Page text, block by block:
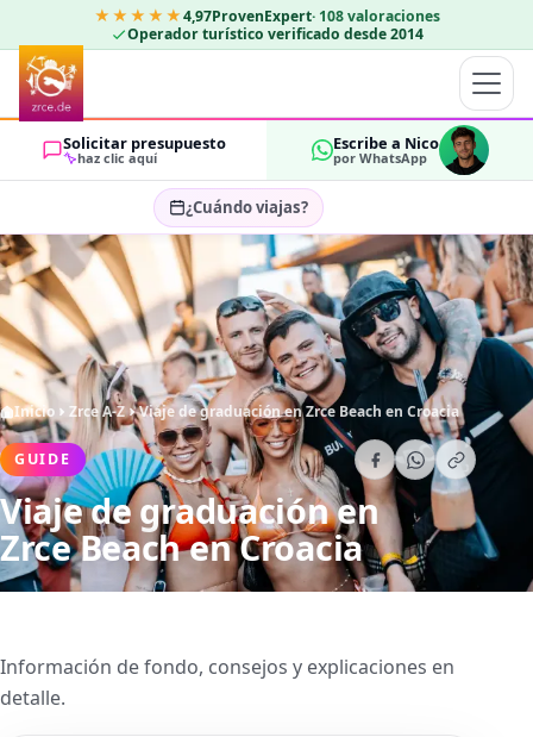
★★★★★4,97ProvenExpert· 108 valoraciones
Operador turístico verificado desde 2014
Solicitar presupuesto
haz clic aquí
Escribe a Nico
por WhatsApp
¿Cuándo viajas?
Seleccionar fechas…
HUÉSPEDES
2 OK
Inicio Zrce A-Z Viaje de graduación en Zrce Beach en Croacia
GUIDE
Viaje de graduación en
Zrce Beach en Croacia
Información de fondo, consejos y explicaciones en
detalle.